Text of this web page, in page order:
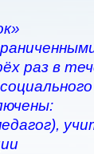
раз в